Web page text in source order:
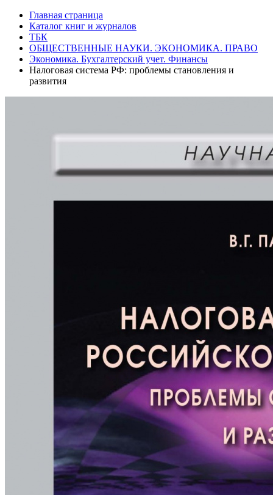
Главная страница
Каталог книг и журналов
ТБК
ОБЩЕСТВЕННЫЕ НАУКИ. ЭКОНОМИКА. ПРАВО
Экономика. Бухгалтерский учет. Финансы
Налоговая система РФ: проблемы становления и
развития